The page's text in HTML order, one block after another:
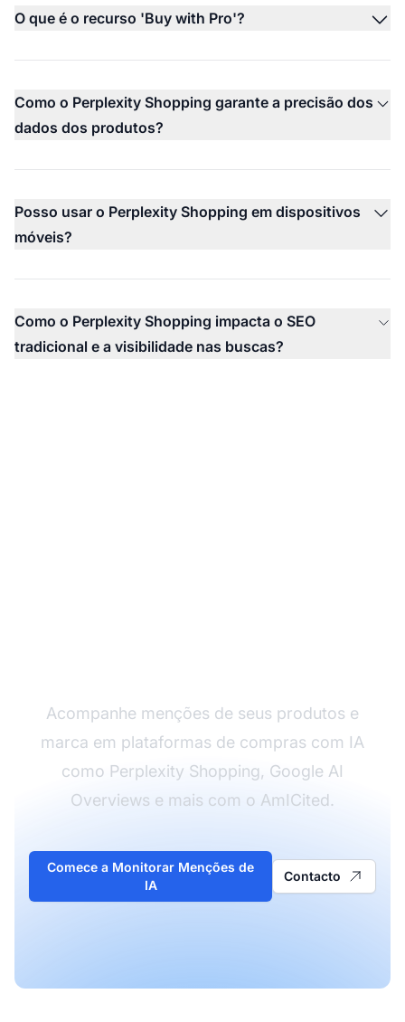
O que é o recurso 'Buy with Pro'?
Como o Perplexity Shopping garante a precisão dos
dados dos produtos?
Posso usar o Perplexity Shopping em dispositivos
móveis?
Como o Perplexity Shopping impacta o SEO
tradicional e a visibilidade nas buscas?
Acompanhe menções de seus produtos e
marca em plataformas de compras com IA
como Perplexity Shopping, Google AI
Overviews e mais com o AmICited.
Comece a Monitorar Menções de
IA
Contacto